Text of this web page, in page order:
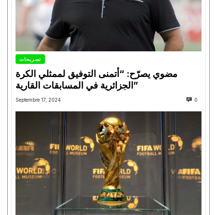
تصريحات
مضوي يصرّح: “أتمنى التوفيق لممثلي الكرة
الجزائرية في المسابقات القارية”
Septembre 17, 2024 0